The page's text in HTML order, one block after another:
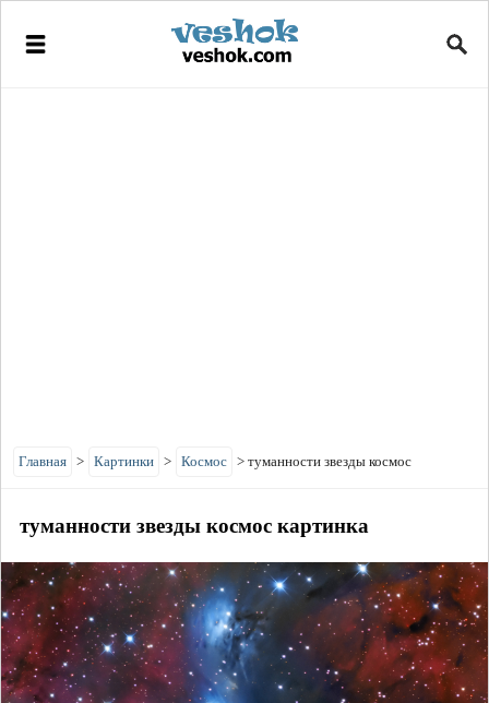
Главная > Картинки > Космос > туманности звезды космос
туманности звезды космос картинка